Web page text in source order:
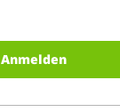
Anmelden